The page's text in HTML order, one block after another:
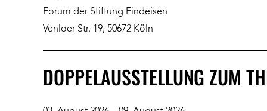
Forum der Stiftung Findeisen
Venloer Str. 19, 50672 Köln
DOPPELAUSSTELLUNG ZUM